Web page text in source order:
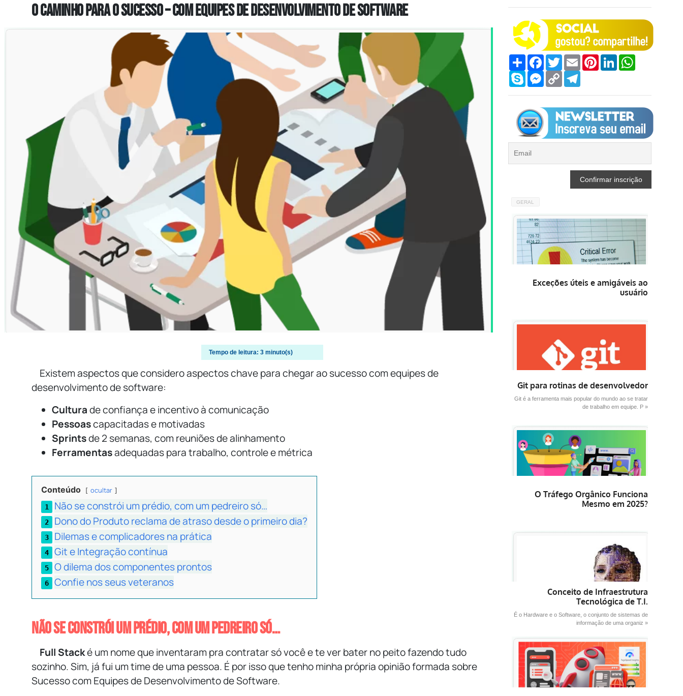
O caminho para o Sucesso – com Equipes de Desenvolvimento de Software
Tempo de leitura: 3 minuto(s)
Existem aspectos que considero aspectos chave para chegar ao sucesso com equipes de
desenvolvimento de software:
Culturade confiança e incentivo à comunicação
Pessoascapacitadas e motivadas
Sprintsde 2 semanas, com reuniões de alinhamento
Ferramentasadequadas para trabalho, controle e métrica
Conteúdo ocultar
Não se constrói um prédio, com um pedreiro só…
Dono do Produto reclama de atraso desde o primeiro dia?
Dilemas e complicadores na prática
Git e Integração contínua
O dilema dos componentes prontos
Confie nos seus veteranos
Não se constrói um prédio, com um pedreiro só…
Full Stacké um nome que inventaram pra contratar só você e te ver bater no peito fazendo tudo
sozinho. Sim, já fui um time de uma pessoa. É por isso que tenho minha própria opinião formada sobre
Sucesso com Equipes de Desenvolvimento de Software.
Compartilhar
Facebook
TwitterEmailPinterest
LinkedInWhatsApp
SkypeMessenger
Copy
Link
Telegram
GERAL
Exceções úteis e amigáveis ao
usuário
Git para rotinas de desenvolvedor
Git é a ferramenta mais popular do mundo ao se tratar
de trabalho em equipe. P »
O Tráfego Orgânico Funciona
Mesmo em 2025?
Conceito de Infraestrutura
Tecnológica de T.I.
É o Hardware e o Software, o conjunto de sistemas de
informação de uma organiz »